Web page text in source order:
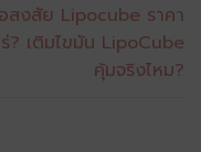
สงสัย Lipocube ราคา
ร่? เติมไขมัน LipoCube
คุ้มจริงไหม?